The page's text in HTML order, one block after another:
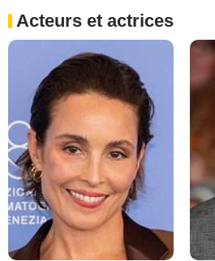
Acteurs et actrices